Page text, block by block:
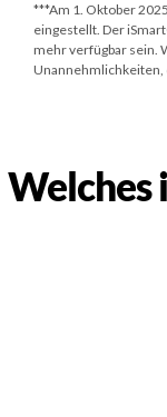
***Am 1. Oktober 2025
eingestellt. Der
mehr verfügbar sein.
Unannehmlichkeiten,
Welches